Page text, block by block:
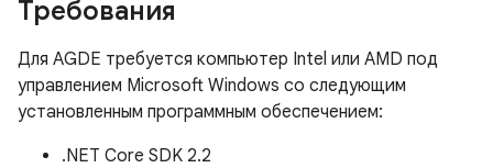
Требования
Для AGDE требуется компьютер Intel или AMD под
управлением Microsoft Windows со следующим
установленным программным обеспечением:
.NET Core SDK 2.2